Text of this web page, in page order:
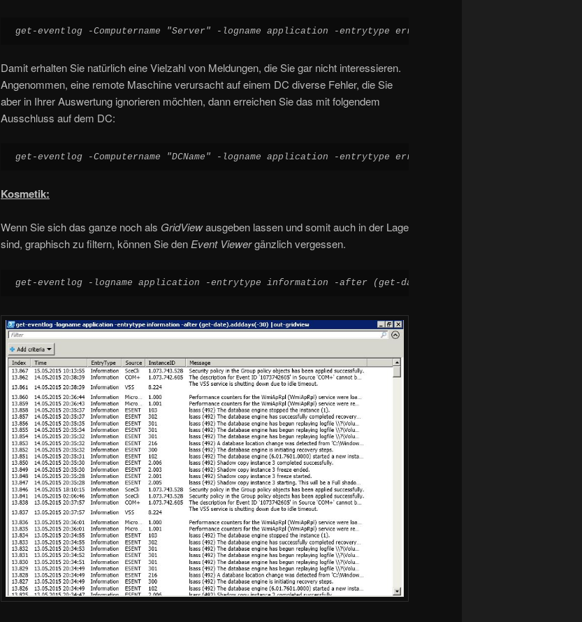
get-eventlog -Computername "Server" -logname application -entrytype error -after (get-date).adddays(-
Damit erhalten Sie natürlich eine Vielzahl von Meldungen, die Sie gar nicht interessieren.
Angenommen, eine remote Maschine verursacht auf einem DC diverse Fehler, die Sie
aber in Ihrer Auswertung ignorieren möchten, dann erreichen Sie das mit folgendem
Ausschluss auf dem DC:
get-eventlog -Computername "DCName" -logname application -entrytype error -after (get-
Kosmetik:
Wenn Sie sich das ganze noch als GridViewausgeben lassen und somit auch in der Lage
sind, graphisch zu filtern, können Sie den Event Viewergänzlich vergessen.
get-eventlog -logname application -entrytype information -after (get-date).adddays(-30) |out-gridview